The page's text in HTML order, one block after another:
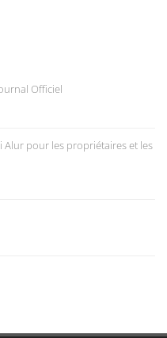
Officiel
Alur pour les propriétaires et les